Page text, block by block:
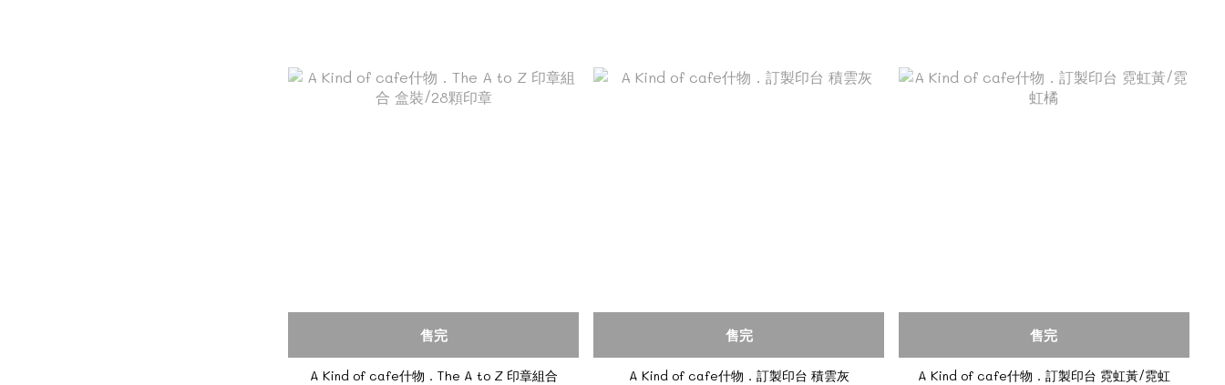
售完
A Kind of cafe什物．The A to Z 印章組合
售完
A Kind of cafe什物．訂製印台 積雲灰
售完
A Kind of cafe什物．訂製印台 霓虹黃/霓虹